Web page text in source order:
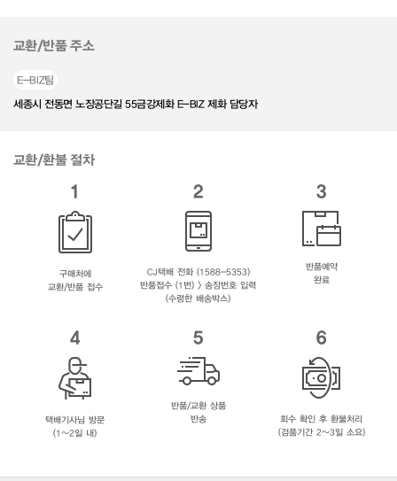
교환/반품 주소
E-BIZ팀
세종시 전동면 노장공단길 55금강제화 E-BIZ 제화 담당자
교환/환불 절차
1
구매처에
교환/반품 접수
2
CJ택배 전화 (1588-5353)
반품접수 (1번) > 송장번호 입력
(수령한 배송박스)
3
반품예약
완료
4
택배기사님 방문
(1~2일 내)
5
반품/교환 상품
반송
6
회수 확인 후 환불처리
(검품기간 2~3일 소요)